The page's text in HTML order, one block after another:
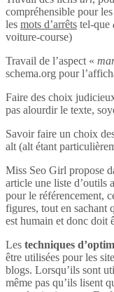
compréhensible pour
les mots d’arrêts tel-que
voiture-course)
Travail de l’aspect «
schema.org pour
Faire des choix
pas alourdir le texte,
Savoir faire un choix
alt (alt étant
Miss Seo Girl propose
article une liste d’outils
pour le référencement,
figures, tout en sachant
est humain et donc doit
Les techniques
être utilisées pour les
blogs. Lorsqu’ils sont
même pas qu’ils lisent